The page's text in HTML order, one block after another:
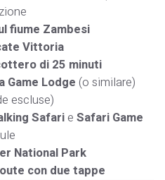
fiume Zambesi
Vittoria
di 25 minuti
Game Lodge (o similare)
escluse)
SafarieSafari Game
National Park
con due tappe